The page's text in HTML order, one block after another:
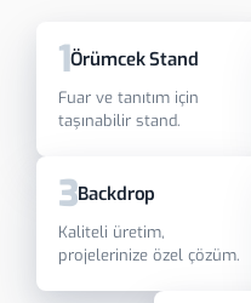
1Örümcek Stand
Fuar ve tanıtım için
taşınabilir stand.
3Backdrop
Kaliteli üretim,
projelerinize özel çözüm.